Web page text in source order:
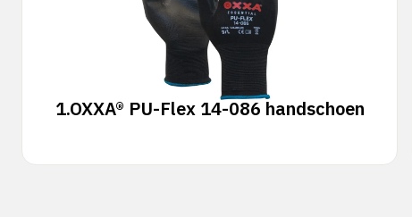
1.OXXA® PU-Flex 14-086 handschoen